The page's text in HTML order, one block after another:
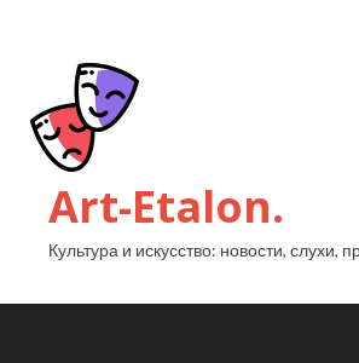
Art-Etalon.
Культура и искусство: новости, слухи,